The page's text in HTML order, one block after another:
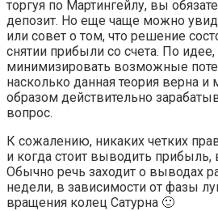
торгуя по Мартингейлу, вы
депозит. Но еще чаще можно
или совет о том, что решение
снятии прибыли со счета. По
минимизировать возможные
насколько данная теория верна
образом действительно
вопрос.
К сожалению, никаких четких
и когда стоит выводить прибыль,
Обычно речь заходит о выводах
недели, в зависимости от фазы
вращения колец Сатурна 🙂